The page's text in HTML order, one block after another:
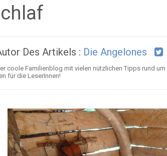
Des Artikels : Die Angelones
coole Familienblog mit vielen nützlichen Tipps rund
für die LeserInnen!